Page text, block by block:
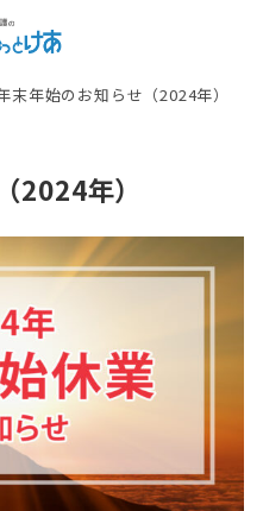
末年始のお知らせ（2024年）
2024年）